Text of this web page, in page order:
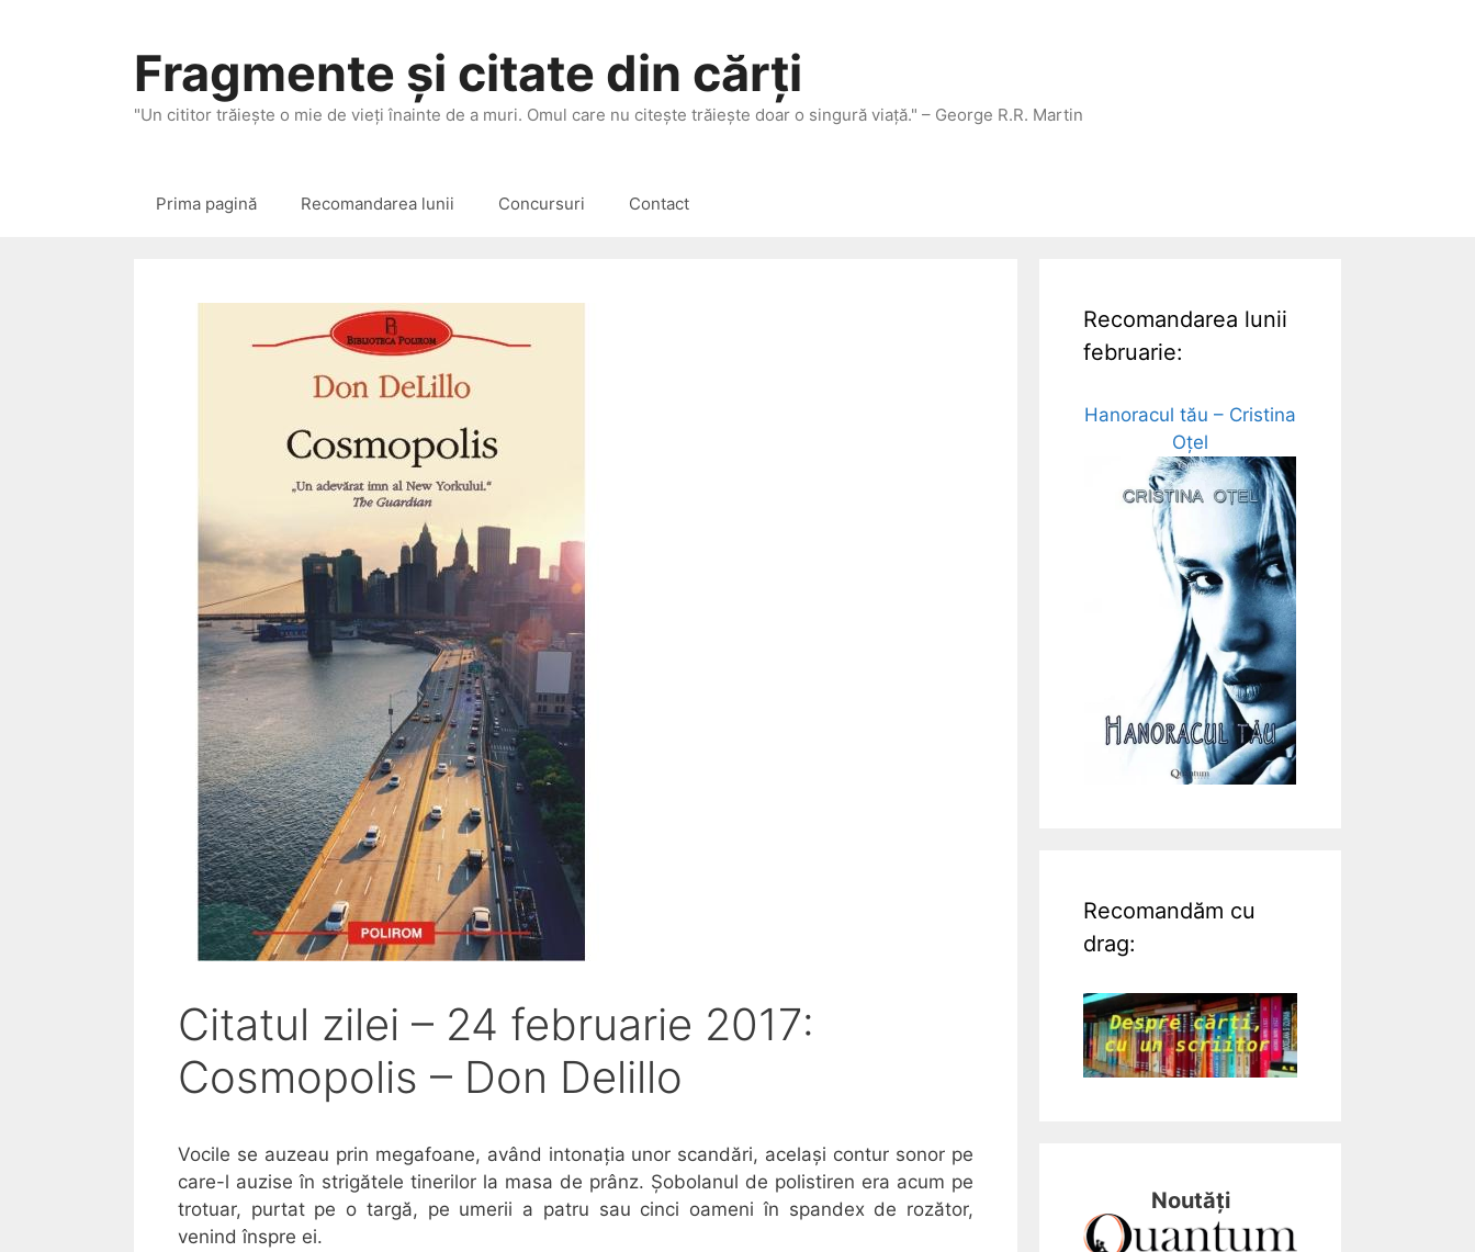
Fragmente și citate din cărți
"Un cititor trăieşte o mie de vieţi înainte de a muri. Omul care nu citeşte trăieşte doar o singură viaţă." – George R.R. Martin
Prima pagină Recomandarea lunii Concursuri Contact
Citatul zilei – 24 februarie 2017:
Cosmopolis – Don Delillo
Vocile se auzeau prin megafoane, având intonația unor scandări, același contur sonor pe
care-l auzise în strigătele tinerilor la masa de prânz. Șobolanul de polistiren era acum pe
trotuar, purtat pe o targă, pe umerii a patru sau cinci oameni în spandex de rozător,
venind înspre ei.
Recomandarea lunii
februarie:
Hanoracul tău – Cristina
Oțel
Recomandăm cu
drag:
Noutăți